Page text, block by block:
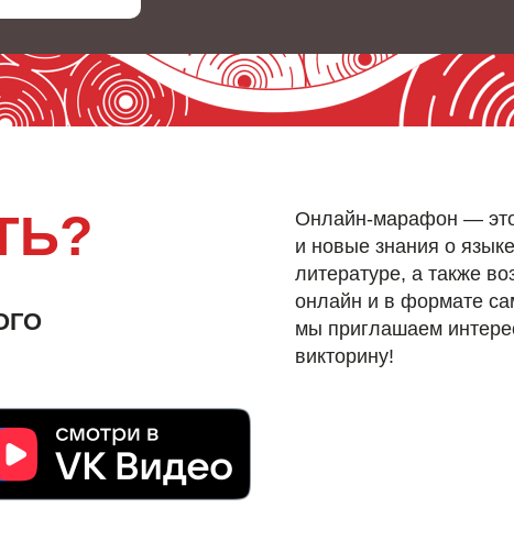
Онлайн-марафон —
и новые знания о
литературе, а также
онлайн и в формате
мы приглашаем
викторину!